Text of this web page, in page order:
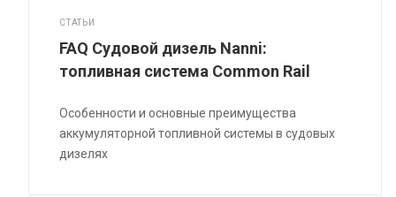
СТАТЬИ
FAQ Судовой дизель Nanni:
топливная система Common Rail
Особенности и основные преимущества
аккумуляторной топливной системы в судовых
дизелях